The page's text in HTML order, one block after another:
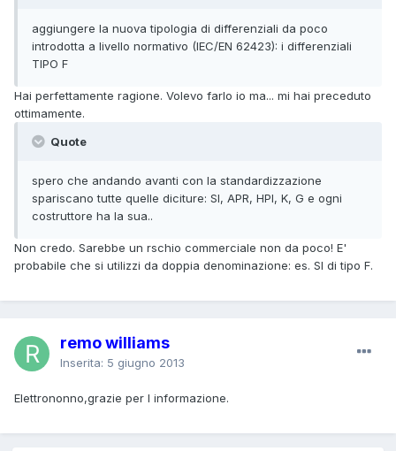
aggiungere la nuova tipologia di differenziali da poco
introdotta a livello normativo (IEC/EN 62423): i differenziali
TIPO F
Hai perfettamente ragione. Volevo farlo io ma... mi hai preceduto
ottimamente.
Quote
spero che andando avanti con la standardizzazione
spariscano tutte quelle diciture: SI, APR, HPI, K, G e ogni
costruttore ha la sua..
Non credo. Sarebbe un rschio commerciale non da poco! E'
probabile che si utilizzi da doppia denominazione: es. SI di tipo F.
remo williams
Inserita: 5 giugno 2013
Elettrononno,grazie per l informazione.